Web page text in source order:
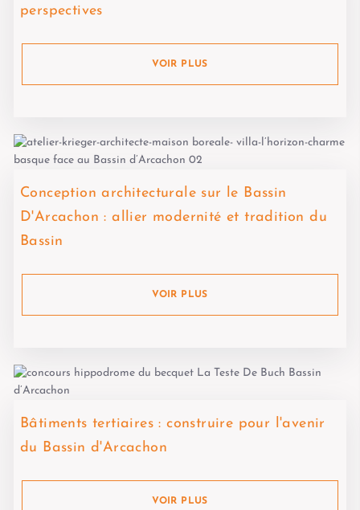
perspectives
VOIR PLUS
Conception architecturale sur le Bassin
D'Arcachon : allier modernité et tradition du
Bassin
VOIR PLUS
Bâtiments tertiaires : construire pour l'avenir
du Bassin d'Arcachon
VOIR PLUS